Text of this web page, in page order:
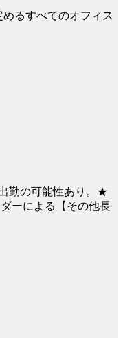
るすべてのオフィス
勤の可能性あり。★
ーによる【その他長